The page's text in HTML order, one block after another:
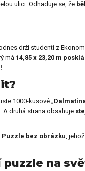
ulici. Odhaduje se, že
drží studenti z
má 14,85 x 23,20 m
1000-kusové „
. A druhá strana obsahuje
Puzzle bez obrázku,
na